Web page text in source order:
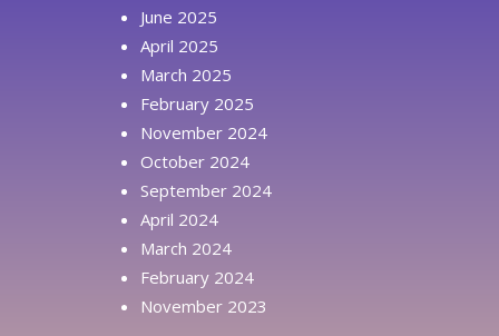
June 2025
April 2025
March 2025
February 2025
November 2024
October 2024
September 2024
April 2024
March 2024
February 2024
November 2023